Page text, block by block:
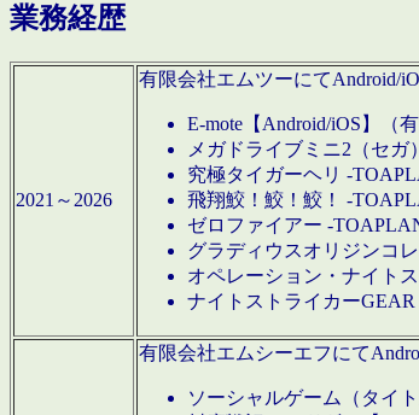
業務経歴
2021～2026
有限会社エムツーにてAndroid/
E-mote【Android/iOS】（
メガドライブミニ2（セガ）
究極タイガーヘリ -
飛翔鮫！鮫！鮫！ -
ゼロファイアー -
グラディウスオリジンコレ
オペレーション・ナイト
ナイトストライカーGEAR
有限会社エムシーエフにて
ソーシャルゲーム（タイ